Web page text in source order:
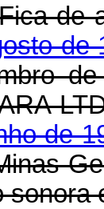
de
de
de
sonora